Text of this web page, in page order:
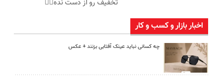
تخفیف رو از دست نده👌🏻
اخبار بازار و کسب و کار
چه کسانی نباید عینک آفتابی بزنند + عکس